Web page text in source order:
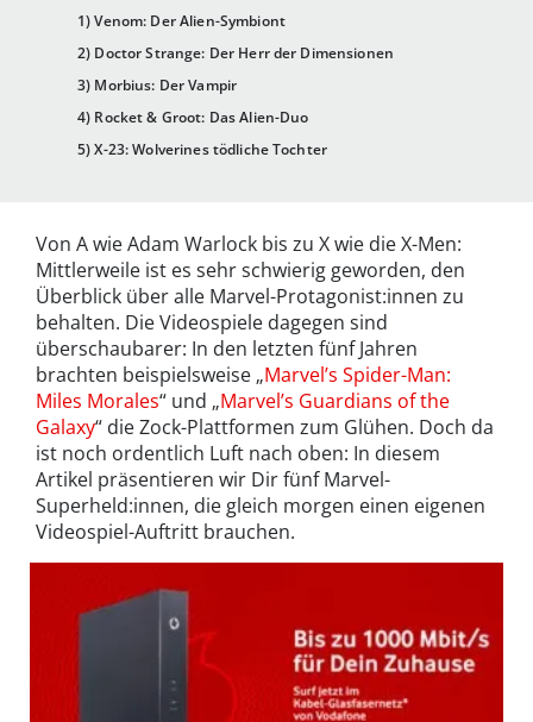
1) Venom: Der Alien-Symbiont
2) Doctor Strange: Der Herr der Dimensionen
3) Morbius: Der Vampir
4) Rocket & Groot: Das Alien-Duo
5) X-23: Wolverines tödliche Tochter
Von A wie Adam Warlock bis zu X wie die X-Men:
Mittlerweile ist es sehr schwierig geworden, den
Überblick über alle Marvel-Protagonist:innen zu
behalten. Die Videospiele dagegen sind
überschaubarer: In den letzten fünf Jahren
brachten beispielsweise „Marvel’s Spider-Man:
Miles Morales“ und „Marvel’s Guardians of the
Galaxy“ die Zock-Plattformen zum Glühen. Doch da
ist noch ordentlich Luft nach oben: In diesem
Artikel präsentieren wir Dir fünf Marvel-
Superheld:innen, die gleich morgen einen eigenen
Videospiel-Auftritt brauchen.